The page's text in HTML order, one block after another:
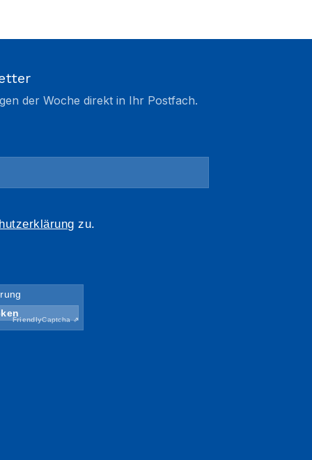
der Woche direkt in Ihr Postfach.